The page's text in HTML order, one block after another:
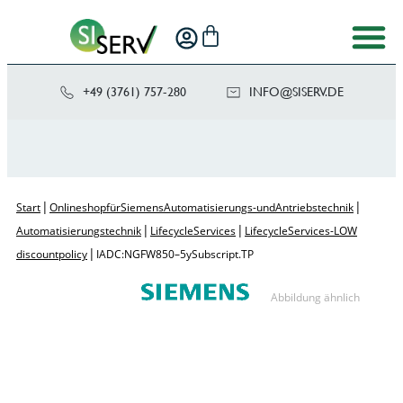
+49 (3761) 757-280 ED.VRE
SIS@OF
NI
Start | Onlineshop für Siemens Automatisierungs- und Antriebstechnik |
Automatisierungstechnik | Lifecycle Services | Lifecycle Services - LOW
discount policy | IADC: NGFW850 – 5y Subscript. TP
Abbildung ähnlich